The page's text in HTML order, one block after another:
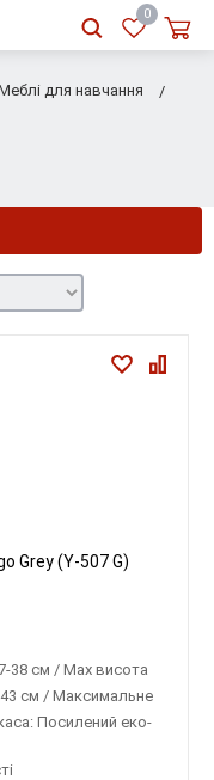
RU
0
для навчання
Grey (Y-507 G)
38 см / Max висота
43 см / Максимальне
Посилений еко-